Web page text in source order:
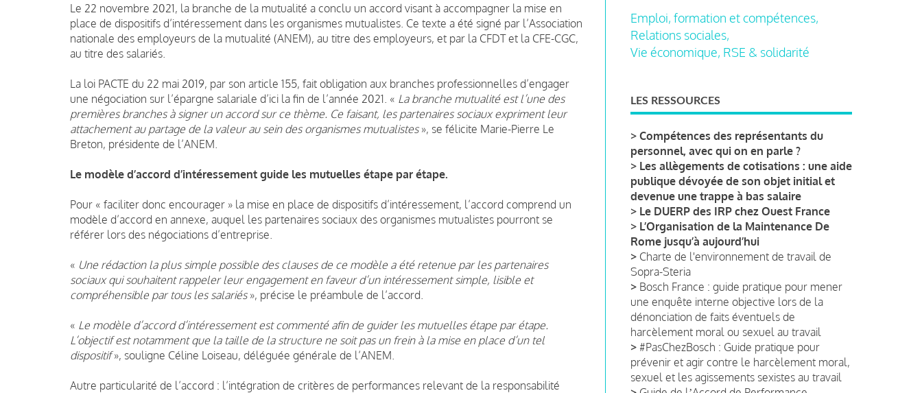
Le 22 novembre 2021, la branche de la mutualité a conclu un accord visant à accompagner la mise en
place de dispositifs d’intéressement dans les organismes mutualistes. Ce texte a été signé par l’Association
nationale des employeurs de la mutualité (ANEM), au titre des employeurs, et par la CFDT et la CFE-CGC,
au titre des salariés.
La loi PACTE du 22 mai 2019, par son article 155, fait obligation aux branches professionnelles d’engager
une négociation sur l’épargne salariale d’ici la fin de l’année 2021. « La branche mutualité est l’une des
premières branches à signer un accord sur ce thème. Ce faisant, les partenaires sociaux expriment leur
attachement au partage de la valeur au sein des organismes mutualistes», se félicite Marie-Pierre Le
Breton, présidente de l’ANEM
Le modèle d’accord d’intéressement guide les mutuelles étape par étape.
Pour « faciliter donc encourager » la mise en place de dispositifs d’intéressement, l’accord comprend un
modèle d’accord en annexe, auquel les partenaires sociaux des organismes mutualistes pourront se
référer lors des négociations d’entreprise.
« Une rédaction la plus simple possible des clauses de ce modèle a été retenue par les partenaires
sociaux qui souhaitent rappeler leur engagement en faveur d’un intéressement simple, lisible et
compréhensible par tous les salariés», précise le préambule de l’accord.
« Le modèle d’accord d’intéressement est commenté afin de guider les mutuelles étape par étape.
L’objectif est notamment que la taille de la structure ne soit pas un frein à la mise en place d’un tel
dispositif», souligne Céline Loiseau, déléguée générale de l’ANEM
Autre particularité de l’accord : l’intégration de critères de performances relevant de la responsabilité
Emploi, formation et compétences,
Relations sociales,
Vie économique, RSE & solidarité
LES RESSOURCES
> Compétences des représentants du
personnel, avec qui on en parle ?
> Les allègements de cotisations : une aide
publique dévoyée de son objet initial et
devenue une trappe à bas salaire
> Le DUERP des IRP chez Ouest France
> L’Organisation de la Maintenance De
Rome jusqu’à aujourd’hui
> Charte de l'environnement de travail de
Sopra-Steria
> Bosch France : guide pratique pour mener
une enquête interne objective lors de la
dénonciation de faits éventuels de
harcèlement moral ou sexuel au travail
> #PasChezBosch : Guide pratique pour
prévenir et agir contre le harcèlement moral,
sexuel et les agissements sexistes au travail